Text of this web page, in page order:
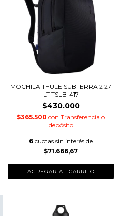
MOCHILA THULE SUBTERRA 2 27
LT TSLB-417
$430.000
$365.500 con Transferencia o
depósito
6 cuotas sin interés de
$71.666,67